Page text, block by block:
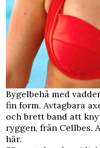
Bygelbehå med
fin form. Avtagbara
och brett band att
ryggen, från Cellbes.
här.